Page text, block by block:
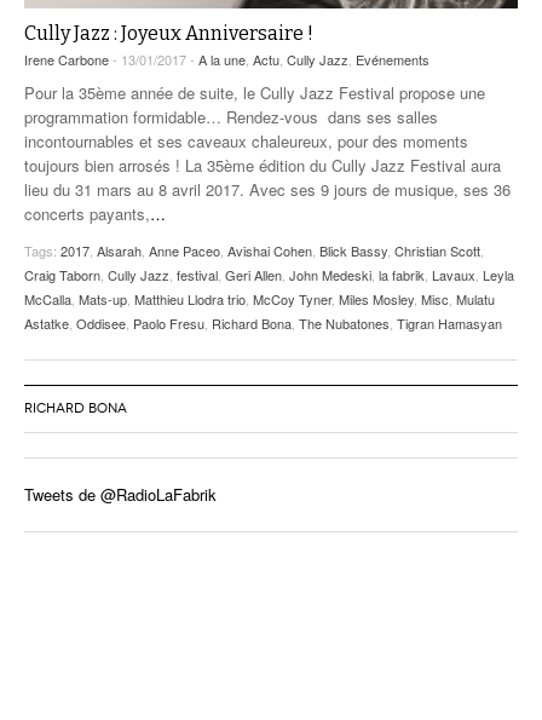
Cully Jazz : Joyeux Anniversaire !
Irene Carbone- 13/01/2017 - A la une, Actu, Cully Jazz, Evénements
Pour la 35ème année de suite, le Cully Jazz Festival propose une
programmation formidable… Rendez-vous dans ses salles
incontournables et ses caveaux chaleureux, pour des moments
toujours bien arrosés ! La 35ème édition du Cully Jazz Festival aura
lieu du 31 mars au 8 avril 2017. Avec ses 9 jours de musique, ses 36
concerts payants,…
Tags: 2017, Alsarah, Anne Paceo, Avishai Cohen, Blick Bassy, Christian Scott,
Craig Taborn, Cully Jazz, festival, Geri Allen, John Medeski, la fabrik, Lavaux, Leyla
McCalla, Mats-up, Matthieu Llodra trio, McCoy Tyner, Miles Mosley, Misc, Mulatu
Astatke, Oddisee, Paolo Fresu, Richard Bona, The Nubatones, Tigran Hamasyan
RICHARD BONA
Tweets de @RadioLaFabrik